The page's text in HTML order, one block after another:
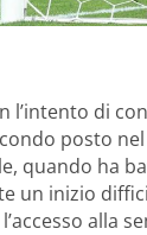
l’intento di
posto nel
quando ha
un inizio
alla